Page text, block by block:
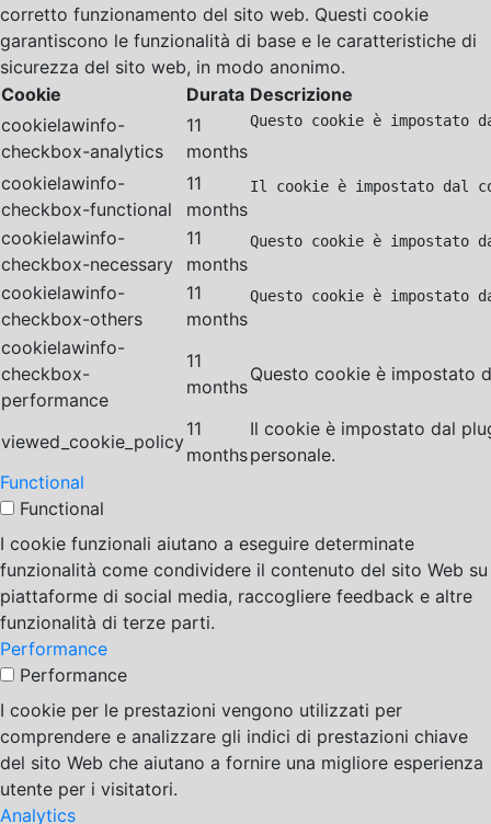
corretto funzionamento del sito web. Questi cookie
garantiscono le funzionalità di base e le caratteristiche di
sicurezza del sito web, in modo anonimo.
Cookie
Durata Descrizione
cookielawinfo-
checkbox-analytics
11
months
Questo cookie è
cookielawinfo-
checkbox-functional
11
months
Il cookie è impostato dal
cookielawinfo-
checkbox-necessary
11
months
Questo cookie è impostato
cookielawinfo-
checkbox-others
11
months
Questo cookie è
cookielawinfo-
checkbox-
performance
11
months
Questo cookie è impostato
viewed_cookie_policy
11
months
Il cookie è impostato dal
personale.
Functional
Functional
I cookie funzionali aiutano a eseguire determinate
funzionalità come condividere il contenuto del sito Web su
piattaforme di social media, raccogliere feedback e altre
funzionalità di terze parti.
Performance
Performance
I cookie per le prestazioni vengono utilizzati per
comprendere e analizzare gli indici di prestazioni chiave
del sito Web che aiutano a fornire una migliore esperienza
utente per i visitatori.
Analytics